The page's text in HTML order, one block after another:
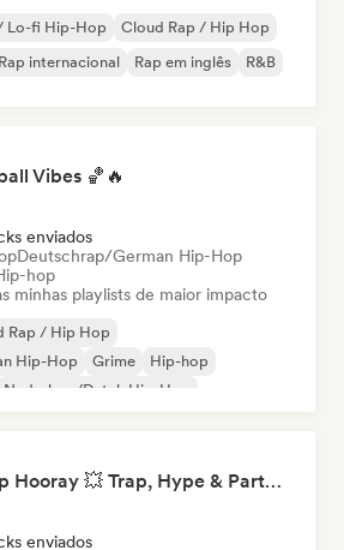
Lo-fi Hip-Hop
Cloud Rap / Hip Hop
Rap internacional Rap em inglês R&B
Vibes 🏀🔥
enviados
Deutschrap/German Hip-Hop
hop
minhas playlists de maior impacto
Rap / Hip Hop
Hip-Hop
Grime
Hip-hop
Nederhop/Dutch Hip-Hop
Hip Hop Hooray 💥 Trap, Hype & Party Rap Bangers
enviados